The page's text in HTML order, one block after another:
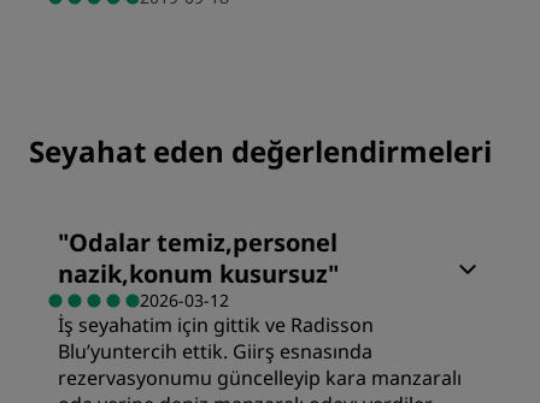
Seyahat eden değerlendirmeleri
"Odalar temiz,personel
nazik,konum kusursuz"
2026-03-12
İş seyahatim için gittik ve Radisson
Blu’yuntercih ettik. Giirş esnasında
rezervasyonumu güncelleyip kara manzaralı